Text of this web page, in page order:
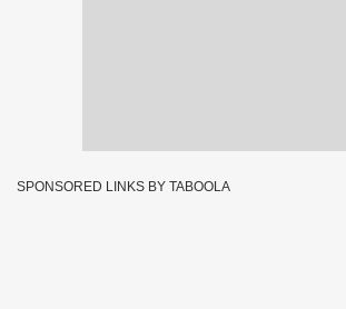
SPONSORED LINKS BY TABOOLA